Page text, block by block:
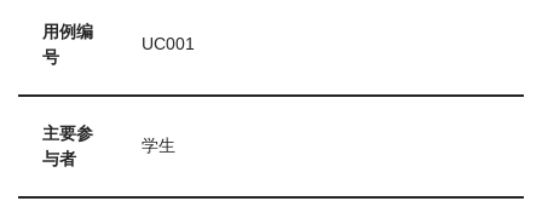
用例编
号
UC001
主要参
与者
学生